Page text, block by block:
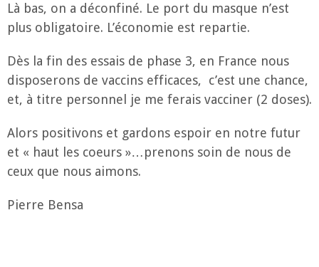
Là bas, on a déconfiné. Le port du masque n’est
plus obligatoire. L’économie est repartie.
Dès la fin des essais de phase 3, en France nous
disposerons de vaccins efficaces, c’est une chance,
et, à titre personnel je me ferais vacciner (2 doses).
Alors positivons et gardons espoir en notre futur
et « haut les coeurs »…prenons soin de nous de
ceux que nous aimons.
Pierre Bensa